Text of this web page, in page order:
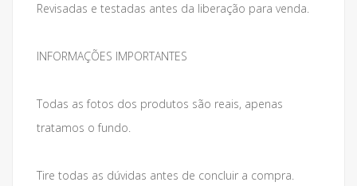
Revisadas e testadas antes da liberação para venda.
INFORMAÇÕES IMPORTANTES
Todas as fotos dos produtos são reais, apenas
tratamos o fundo.
Tire todas as dúvidas antes de concluir a compra.